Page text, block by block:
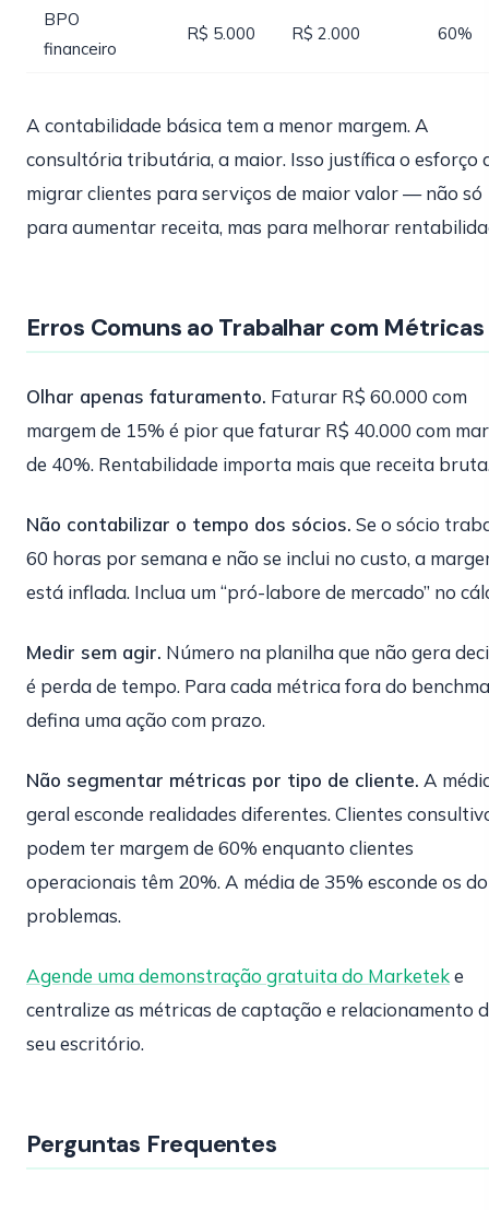
BPO
financeiro
R$ 5.000 R$ 2.000 60%
A contabilidade básica tem a menor margem. A
consultória tributária, a maior. Isso justífica o esforço
migrar clientes para serviços de maior valor — não só
para aumentar receita, mas para melhorar
Erros Comuns ao Trabalhar com Métricas
Olhar apenas faturamento. Faturar R$ 60.000 com
margem de 15% é pior que faturar R$ 40.000 com
de 40%. Rentabilidade importa mais que receita
Não contabilizar o tempo dos sócios. Se o sócio
60 horas por semana e não se inclui no custo, a
está inflada. Inclua um “pró-labore de mercado” no
Medir sem agir. Número na planilha que não gera
é perda de tempo. Para cada métrica fora do
defina uma ação com prazo.
Não segmentar métricas por tipo de cliente. A
geral esconde realidades diferentes. Clientes
podem ter margem de 60% enquanto clientes
operacionais têm 20%. A média de 35% esconde os
problemas.
Agende uma demonstração gratuita do Marketeke
centralize as métricas de captação e relacionamento
seu escritório.
Perguntas Frequentes